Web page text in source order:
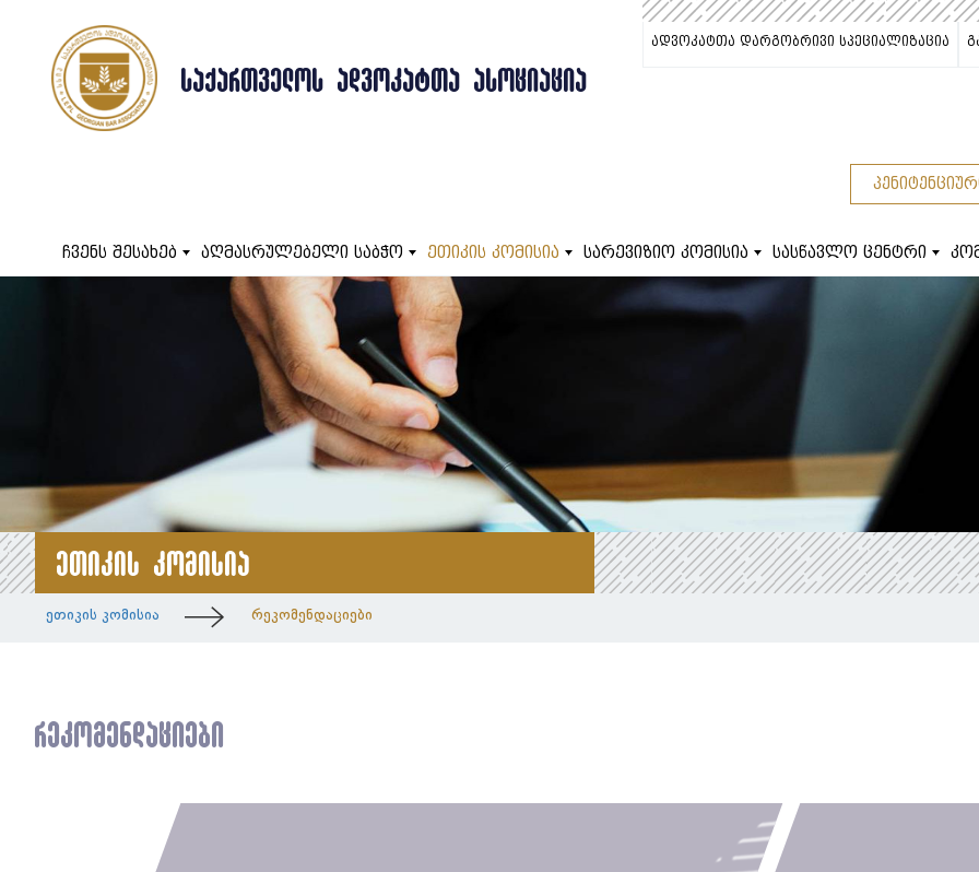
ᲡᲐᲥᲐᲠᲗᲕᲔᲚᲝᲡ ᲐᲓᲕᲝᲙᲐᲢᲗᲐ ᲐᲡᲝᲪᲘᲐᲪᲘᲐ
ადვოკატთა დარგობრივი სპეციალიზაცია
ჩვენს შესახებ აღმასრულებელი საბჭო ეთიკის კომისია სარევიზიო კომისია სასწავლო ცენტრი
ეთიკის კომისია
ეთიკის კომისია რეკომენდაციები
რეკომენდაციები